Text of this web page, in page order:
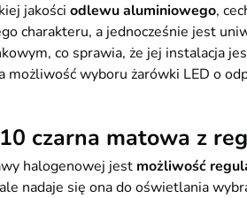
jakości odlewu aluminiowego,
charakteru, a jednocześnie jest
co sprawia, że jej instalacja
możliwość wyboru żarówki LED o
czarna matowa z
halogenowej jest możliwość
nadaje się ona do oświetlania